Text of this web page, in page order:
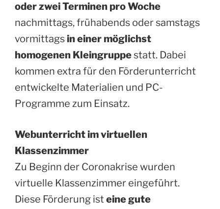
oder zwei Terminen pro Woche
nachmittags, frühabends oder samstags
vormittags in einer möglichst
homogenen Kleingruppestatt. Dabei
kommen extra für den Förderunterricht
entwickelte Materialien und PC-
Programme zum Einsatz.
Webunterricht im virtuellen
Klassenzimmer
Zu Beginn der Coronakrise wurden
virtuelle Klassenzimmer eingeführt.
Diese Förderung ist eine gute